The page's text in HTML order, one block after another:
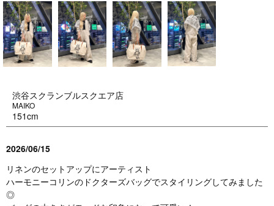
渋谷スクランブルスクエア店
MAIKO
151cm
2026/06/15
リネンのセットアップにアーティスト
ハーモニーコリンのドクターズバッグでスタイリングしてみました
◎